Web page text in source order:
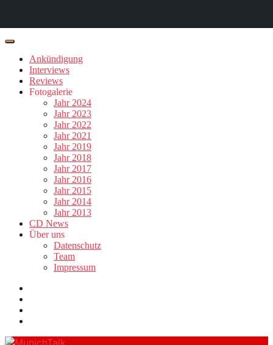
Ankündigung
Interviews
Reviews
Fotogalerie
Jahr 2024
Jahr 2023
Jahr 2022
Jahr 2021
Jahr 2019
Jahr 2018
Jahr 2017
Jahr 2016
Jahr 2015
Jahr 2014
Jahr 2013
CD News
Über uns
Datenschutz
Team
Impressum